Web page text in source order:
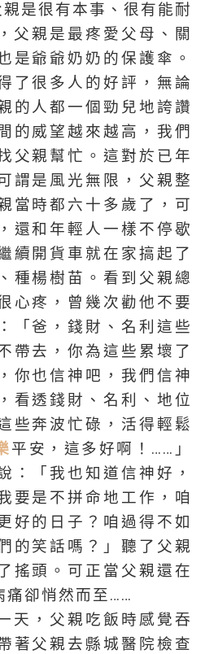
是很有本事、很有能耐
父親是最疼愛父母、關
是爺爺奶奶的保護傘。
了很多人的好評，無論
的人都一個勁兒地誇讚
的威望越來越高，我們
父親幫忙。這對於已年
謂是風光無限，父親整
當時都六十多歲了，可
還和年輕人一樣不停歇
續開貨車就在家搞起了
種楊樹苗。看到父親總
心疼，曾幾次勸他不要
「爸，錢財、名利這些
帶去，你為這些累壞了
你也信神吧，我們信神
看透錢財、名利、地位
些奔波忙碌，活得輕鬆
平安，這多好啊！……」
：「我也知道信神好，
要是不拼命地工作，咱
好的日子？咱過得不如
的笑話嗎？」聽了父親
搖頭。可正當父親還在
痛卻悄然而至……
天，父親吃飯時感覺吞
著父親去縣城醫院檢查